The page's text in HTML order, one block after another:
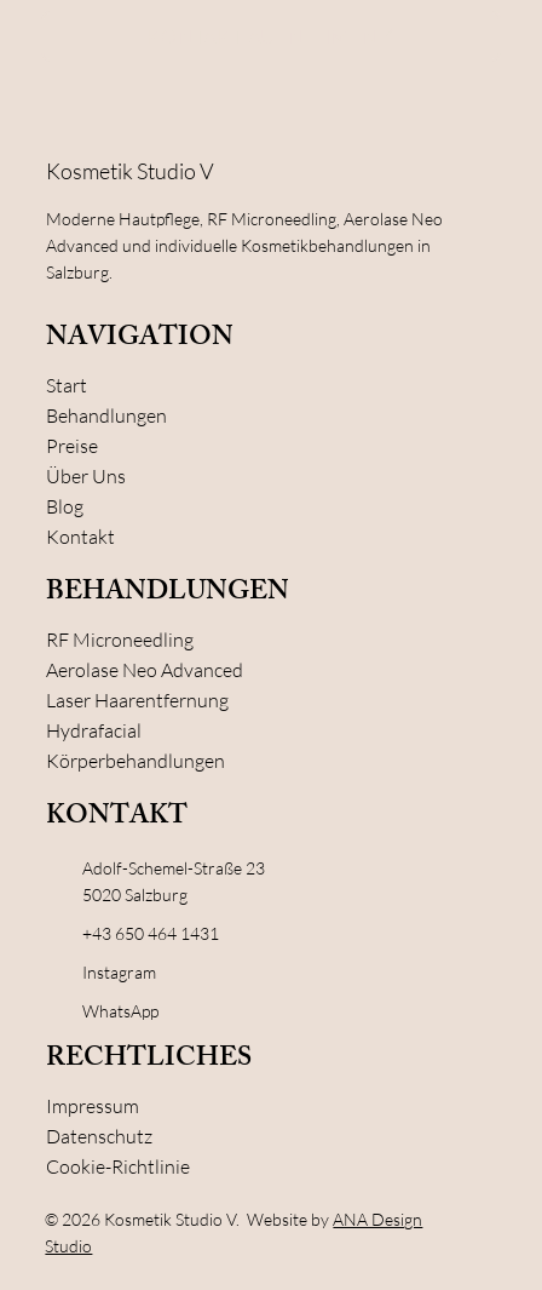
Kosmetik Studio V
Moderne Hautpflege, RF Microneedling, Aerolase Neo
Advanced und individuelle Kosmetikbehandlungen in
Salzburg.
NAVIGATION
Start
Behandlungen
Preise
Über Uns
Blog
Kontakt
BEHANDLUNGEN
RF Microneedling
Aerolase Neo Advanced
Laser Haarentfernung
Hydrafacial
Körperbehandlungen
KONTAKT
Adolf-Schemel-Straße 23
5020 Salzburg
+43 650 464 1431
Instagram
WhatsApp
RECHTLICHES
Impressum
Datenschutz
Cookie-Richtlinie
© 2026 Kosmetik Studio V. Website byANA Design
Studio